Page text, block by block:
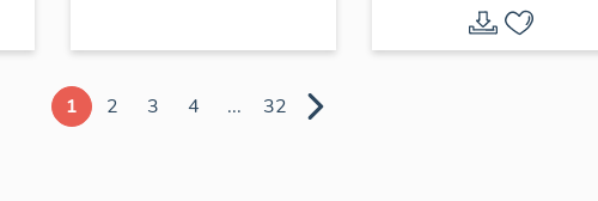
1 2 3 4 ... 32